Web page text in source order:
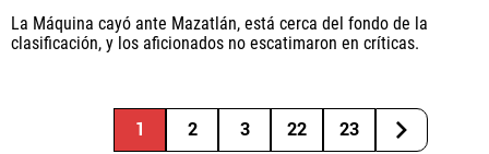
La Máquina cayó ante Mazatlán, está cerca del fondo de la
clasificación, y los aficionados no escatimaron en críticas.
1 2 3 22 23